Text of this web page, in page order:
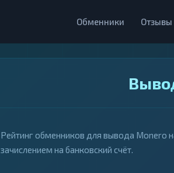
Обменники Отзывы
Рейтинг обменников для вывода Monero
зачислением на банковский счёт.